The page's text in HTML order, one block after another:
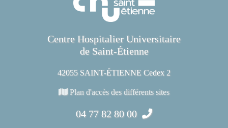
Centre Hospitalier Universitaire
de Saint-Étienne
42055 SAINT-ÉTIENNE Cedex 2
Plan d'accès des différents sites
04 77 82 80 00